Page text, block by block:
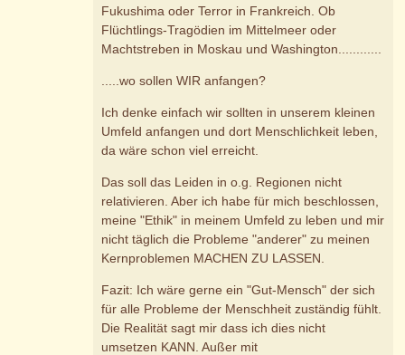
Fukushima oder Terror in Frankreich. Ob
Flüchtlings-Tragödien im Mittelmeer oder
Machtstreben in Moskau und Washington............
.....wo sollen WIR anfangen?
Ich denke einfach wir sollten in unserem kleinen
Umfeld anfangen und dort Menschlichkeit leben,
da wäre schon viel erreicht.
Das soll das Leiden in o.g. Regionen nicht
relativieren. Aber ich habe für mich beschlossen,
meine "Ethik" in meinem Umfeld zu leben und mir
nicht täglich die Probleme "anderer" zu meinen
Kernproblemen MACHEN ZU LASSEN.
Fazit: Ich wäre gerne ein "Gut-Mensch" der sich
für alle Probleme der Menschheit zuständig fühlt.
Die Realität sagt mir dass ich dies nicht
umsetzen KANN. Außer mit